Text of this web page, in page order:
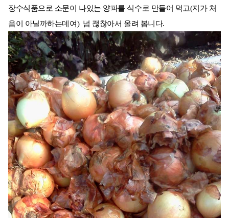
장수식품으로 소문이 나있는 양파를 식수로 만들어 먹고(지가 처
음이 아닐까하는데여) 넘 괞찮아서 올려 봅니다.